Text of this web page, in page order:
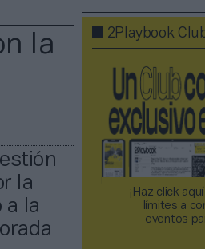
la
la
a la
2Playbook
¡Haz click
límites a
eventos